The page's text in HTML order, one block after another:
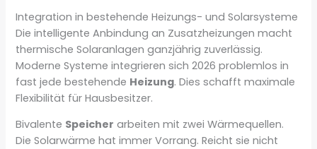
Integration in bestehende Heizungs- und Solarsysteme
Die intelligente Anbindung an Zusatzheizungen macht
thermische Solaranlagen ganzjährig zuverlässig.
Moderne Systeme integrieren sich 2026 problemlos in
fast jede bestehende Heizung. Dies schafft maximale
Flexibilität für Hausbesitzer.
Bivalente Speicher arbeiten mit zwei Wärmequellen.
Die Solarwärme hat immer Vorrang. Reicht sie nicht